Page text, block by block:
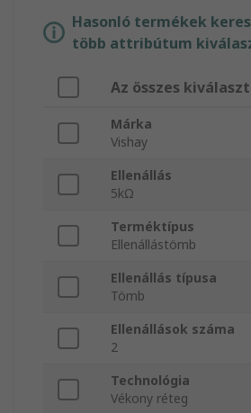
Hasonló termékek
több attribútum
Az összes
Márka
Vishay
Ellenállás
5kΩ
Terméktípus
Ellenállástömb
Ellenállás típusa
Tömb
Ellenállások száma
2
Technológia
Vékony réteg